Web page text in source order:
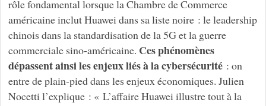
rôle fondamental lorsque la Chambre de Commerce
américaine inclut Huawei dans sa liste noire : le leadership
chinois dans la standardisation de la 5G et la guerre
commerciale sino-américaine. Ces phénomènes
dépassent ainsi les enjeux liés à la cybersécurité: on
entre de plain-pied dans les enjeux économiques. Julien
Nocetti l’explique : « L’affaire Huawei illustre tout à la